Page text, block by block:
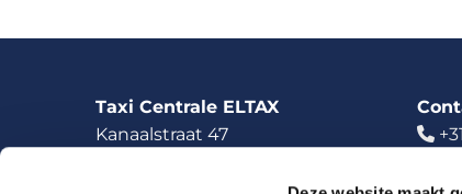
Taxi Centrale ELTAX
Kanaalstraat 47

